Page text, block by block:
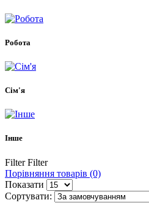
Робота
Сім'я
Інше
Filter Filter
Порівняння товарів (0)
Показати
Сортувати: